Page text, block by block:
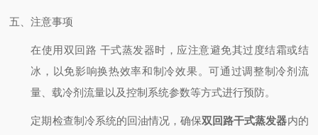
五、注意事项
在使用双回路 干式蒸发器时，应注意避免其过度结霜或结
冰，以免影响换热效率和制冷效果。可通过调整制冷剂流
量、载冷剂流量以及控制系统参数等方式进行预防。
定期检查制冷系统的回油情况，确保双回路干式蒸发器内的